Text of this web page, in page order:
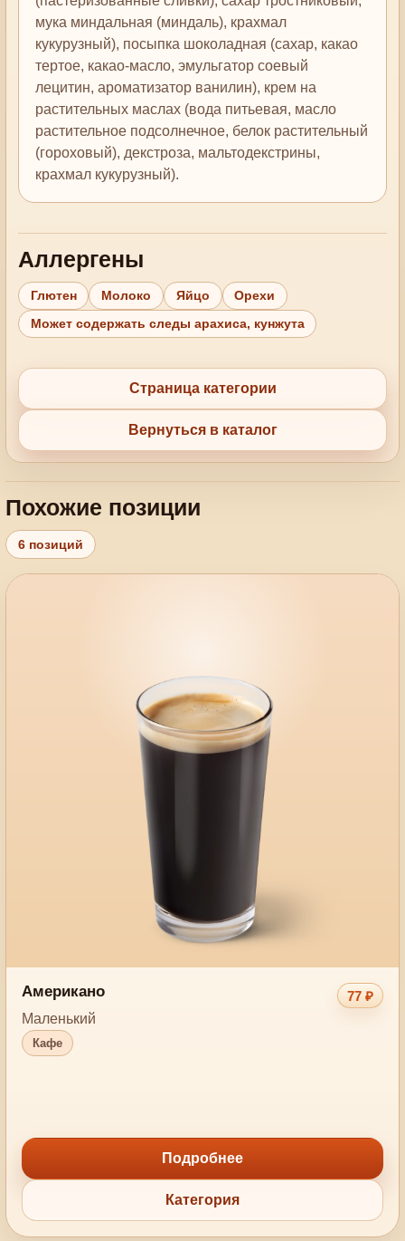
мука миндальная (миндаль), крахмал
кукурузный), посыпка шоколадная (сахар, какао
тертое, какао-масло, эмульгатор соевый
лецитин, ароматизатор ванилин), крем на
растительных маслах (вода питьевая, масло
растительное подсолнечное, белок растительный
(гороховый), декстроза, мальтодекстрины,
крахмал кукурузный).
Аллергены
Глютен Молоко Яйцо Орехи
Может содержать следы арахиса, кунжута
Страница категории
Вернуться в каталог
Похожие позиции
6 позиций
Американо
77 ₽
Маленький
Кафе
Подробнее
Категория